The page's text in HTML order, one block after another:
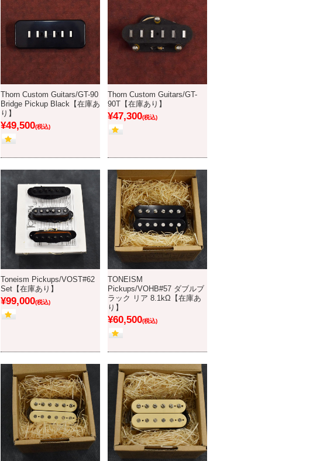
Thorn Custom Guitars/GT-90
Bridge Pickup Black【在庫あ
り】
¥49,500(税込)
Thorn Custom Guitars/GT-
90T【在庫あり】
¥47,300(税込)
Toneism Pickups/VOST#62
Set【在庫あり】
¥99,000(税込)
TONEISM
Pickups/VOHB#57 ダブルブ
ラック リア 8.1kΩ【在庫あ
り】
¥60,500(税込)